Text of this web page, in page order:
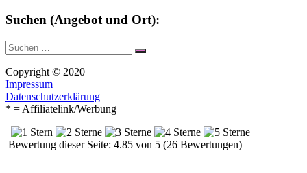
Suchen (Angebot und Ort):
Suche
nach:
Suchen
Copyright © 2020
Impressum
Datenschutzerklärung
* = Affiliatelink/Werbung
Bewertung dieser Seite: 4.85 von 5 (26 Bewertungen)